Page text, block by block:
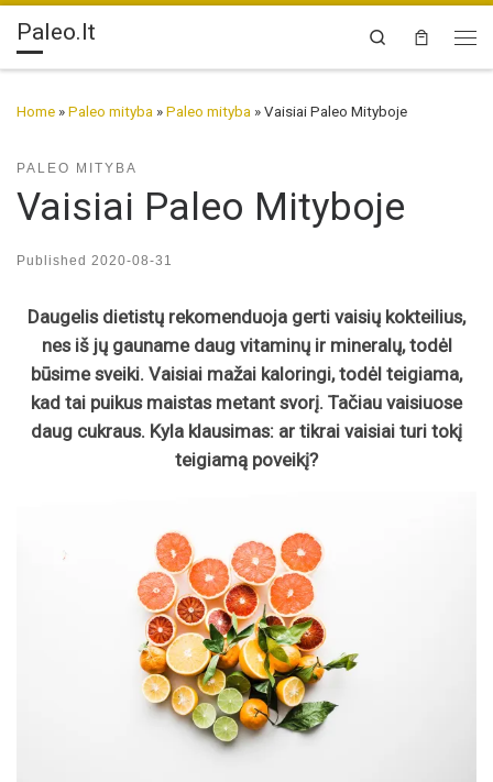
Skip to content
Paleo.lt
Search
Home » Paleo mityba » Paleo mityba » Vaisiai Paleo Mityboje
PALEO MITYBA
Vaisiai Paleo Mityboje
Published 2020-08-31
Daugelis dietistų rekomenduoja gerti vaisių kokteilius,
nes iš jų gauname daug vitaminų ir mineralų, todėl
būsime sveiki. Vaisiai mažai kaloringi, todėl teigiama,
kad tai puikus maistas metant svorį. Tačiau vaisiuose
daug cukraus. Kyla klausimas: ar tikrai vaisiai turi tokį
teigiamą poveikį?